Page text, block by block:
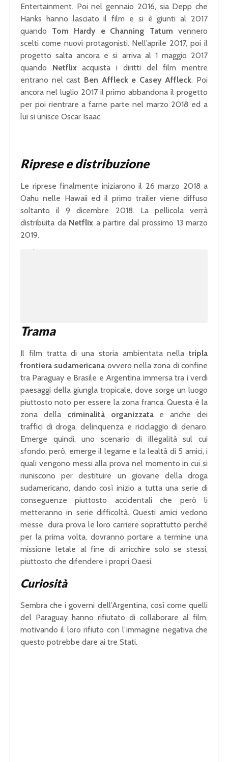
Entertainment. Poi nel gennaio 2016, sia Depp che
Hanks hanno lasciato il film e si è giunti al 2017
quando Tom Hardy e Channing Tatum vennero
scelti come nuovi protagonisti. Nell’aprile 2017, poi il
progetto salta ancora e si arriva al 1 maggio 2017
quando Netflixacquista i diritti del film mentre
entrano nel cast Ben Affleck e Casey Affleck. Poi
ancora nel luglio 2017 il primo abbandona il progetto
per poi rientrare a farne parte nel marzo 2018 ed a
lui si unisce Oscar Isaac.
Riprese e distribuzione
Le riprese finalmente iniziarono il 26 marzo 2018 a
Oahu nelle Hawaii ed il primo trailer viene diffuso
soltanto il 9 dicembre 2018. La pellicola verrà
distribuita da Netflix a partire dal prossimo 13 marzo
2019.
Trama
Il film tratta di una storia ambientata nella tripla
frontiera sudamericana ovvero nella zona di confine
tra Paraguay e Brasile e Argentina immersa tra i verdi
paesaggi della giungla tropicale, dove sorge un luogo
piuttosto noto per essere la zona franca. Questa è la
zona dellacriminalità organizzatae anche dei
traffici di droga, delinquenza e riciclaggio di denaro.
Emerge quindi, uno scenario di illegalità sul cui
sfondo, però, emerge il legame e la lealtà di 5 amici, i
quali vengono messi alla prova nel momento in cui si
riuniscono per destituire un giovane della droga
sudamericano, dando così inizio a tutta una serie di
conseguenze piuttosto accidentali che però li
metteranno in serie difficoltà. Questi amici vedono
messe dura prova le loro carriere soprattutto perchè
per la prima volta, dovranno portare a termine una
missione letale al fine di arricchire solo se stessi,
piuttosto che difendere i propri Oaesi.
Curiosità
Sembra che i governi dell’Argentina, così come quelli
del Paraguay hanno rifiutato di collaborare al film,
motivando il loro rifiuto con l’immagine negativa che
questo potrebbe dare ai tre Stati.